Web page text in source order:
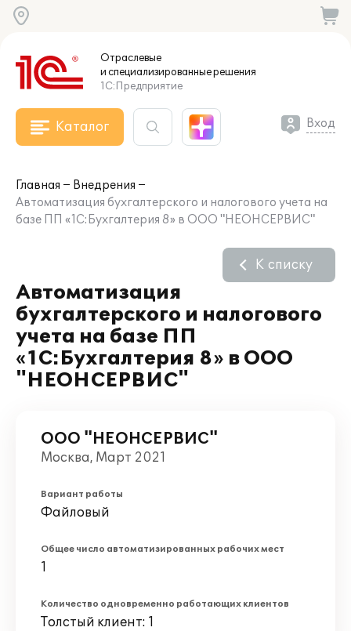
Отраслевые
и специализированныерешения
1С:Предприятие
Каталог Вход
Главная
Внедрения
Автоматизация бухгалтерского и налогового учета на
базе ПП «1С:Бухгалтерия 8» в ООО "НЕОНСЕРВИС"
Автоматизация
бухгалтерского и налогового
учета на базе ПП
«1С:Бухгалтерия 8» в ООО
"НЕОНСЕРВИС"
К списку
ООО "НЕОНСЕРВИС"
Москва, Март 2021
Вариант работы
Файловый
Общее число автоматизированных рабочих мест
1
Количество одновременно работающих клиентов
Толстый клиент: 1